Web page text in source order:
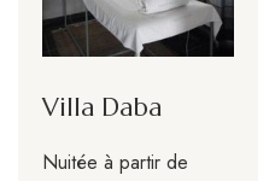
Villa Daba
Nuitée à partir de